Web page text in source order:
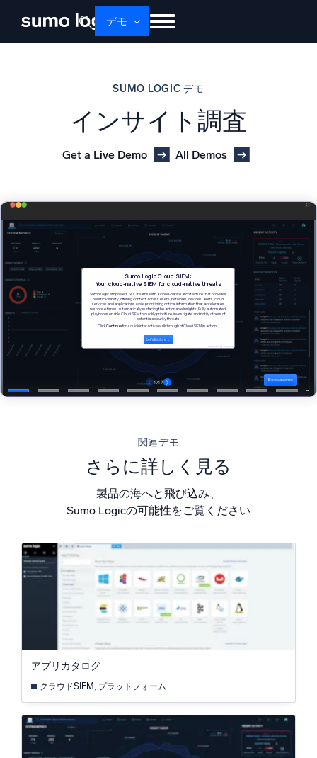
デモ
学ぶ かいしゃじょうほう
ログイン 無料トライアル サポート
Dojo AI 新着
プラットフォーム
監視、トラブルシューティング、自動化、防御
独自アルゴリズム、機械学習、生成AI
インテリジェントセキュリティ運用
セキュリティ用ログ
強力なログ可視化でクラウドセキュリティを解放
ダイナミックオブザーバビリティ
包括的な可視性で検出・解決
強力な統合
信頼され、認定済み
SUMO LOGIC デモ
インサイト調査
Get a Live Demo All Demos
関連デモ
さらに詳しく見る
製品の海へと飛び込み、
Sumo Logicの可能性をご覧ください
アプリカタログ
クラウドSIEM, プラットフォーム